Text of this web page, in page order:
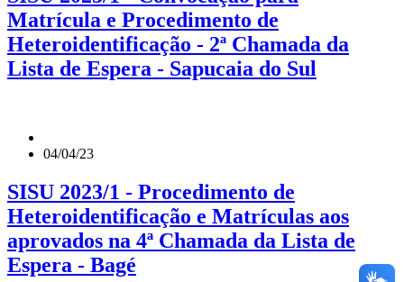
Matrícula e Procedimento de
Heteroidentificação - 2ª Chamada da
Lista de Espera - Sapucaia do Sul
04/04/23
SISU 2023/1 - Procedimento de
Heteroidentificação e Matrículas aos
aprovados na 4ª Chamada da Lista de
Espera - Bagé